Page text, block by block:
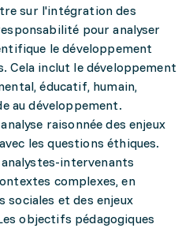
sur l'intégration des
pour analyser
le développement
Cela inclut le développement
éducatif, humain,
au développement.
raisonnée des enjeux
les questions éthiques.
intervenants
complexes, en
et des enjeux
objectifs pédagogiques